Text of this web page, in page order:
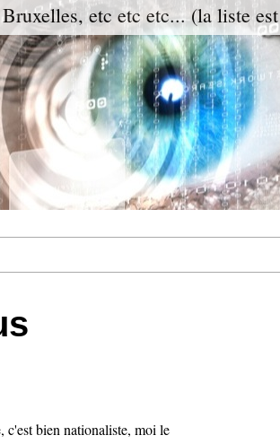
etc etc etc... (la liste
c'est bien nationaliste, moi le